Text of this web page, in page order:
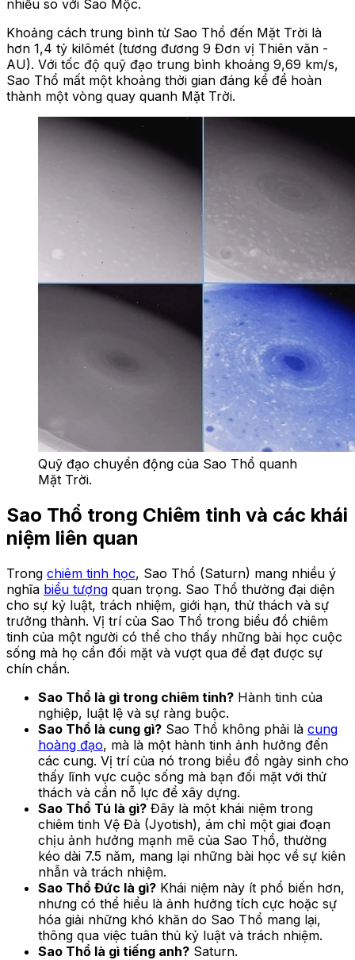
nhiều so với Sao Mộc.
Khoảng cách trung bình từ Sao Thổ đến Mặt Trời là
hơn 1,4 tỷ kilômét (tương đương 9 Đơn vị Thiên văn -
AU). Với tốc độ quỹ đạo trung bình khoảng 9,69 km/s,
Sao Thổ mất một khoảng thời gian đáng kể để hoàn
thành một vòng quay quanh Mặt Trời.
Quỹ đạo chuyển động của Sao Thổ quanh
Mặt Trời.
Sao Thổ trong Chiêm tinh và các khái
niệm liên quan
Trong chiêm tinh học, Sao Thổ (Saturn) mang nhiều ý
nghĩa biểu tượng quan trọng. Sao Thổ thường đại diện
cho sự kỷ luật, trách nhiệm, giới hạn, thử thách và sự
trưởng thành. Vị trí của Sao Thổ trong biểu đồ chiêm
tinh của một người có thể cho thấy những bài học cuộc
sống mà họ cần đối mặt và vượt qua để đạt được sự
chín chắn.
Sao Thổ là gì trong chiêm tinh? Hành tinh của
nghiệp, luật lệ và sự ràng buộc.
Sao Thổ là cung gì? Sao Thổ không phải là cung
hoàng đạo, mà là một hành tinh ảnh hưởng đến
các cung. Vị trí của nó trong biểu đồ ngày sinh cho
thấy lĩnh vực cuộc sống mà bạn đối mặt với thử
thách và cần nỗ lực để xây dựng.
Sao Thổ Tú là gì? Đây là một khái niệm trong
chiêm tinh Vệ Đà (Jyotish), ám chỉ một giai đoạn
chịu ảnh hưởng mạnh mẽ của Sao Thổ, thường
kéo dài 7.5 năm, mang lại những bài học về sự kiên
nhẫn và trách nhiệm.
Sao Thổ Đức là gì? Khái niệm này ít phổ biến hơn,
nhưng có thể hiểu là ảnh hưởng tích cực hoặc sự
hóa giải những khó khăn do Sao Thổ mang lại,
thông qua việc tuân thủ kỷ luật và trách nhiệm.
Sao Thổ là gì tiếng anh? Saturn.